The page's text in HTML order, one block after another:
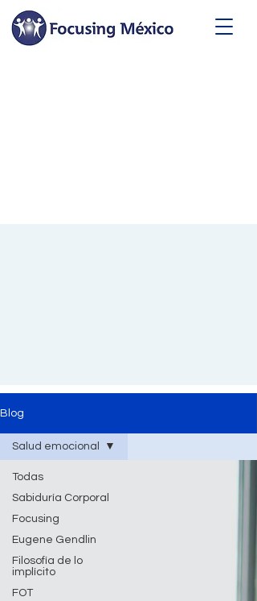
Blog
Todas
Sabiduría Corporal
Focusing
Eugene Gendlin
Filosofía de lo
implícito
FOT
Salud emocional